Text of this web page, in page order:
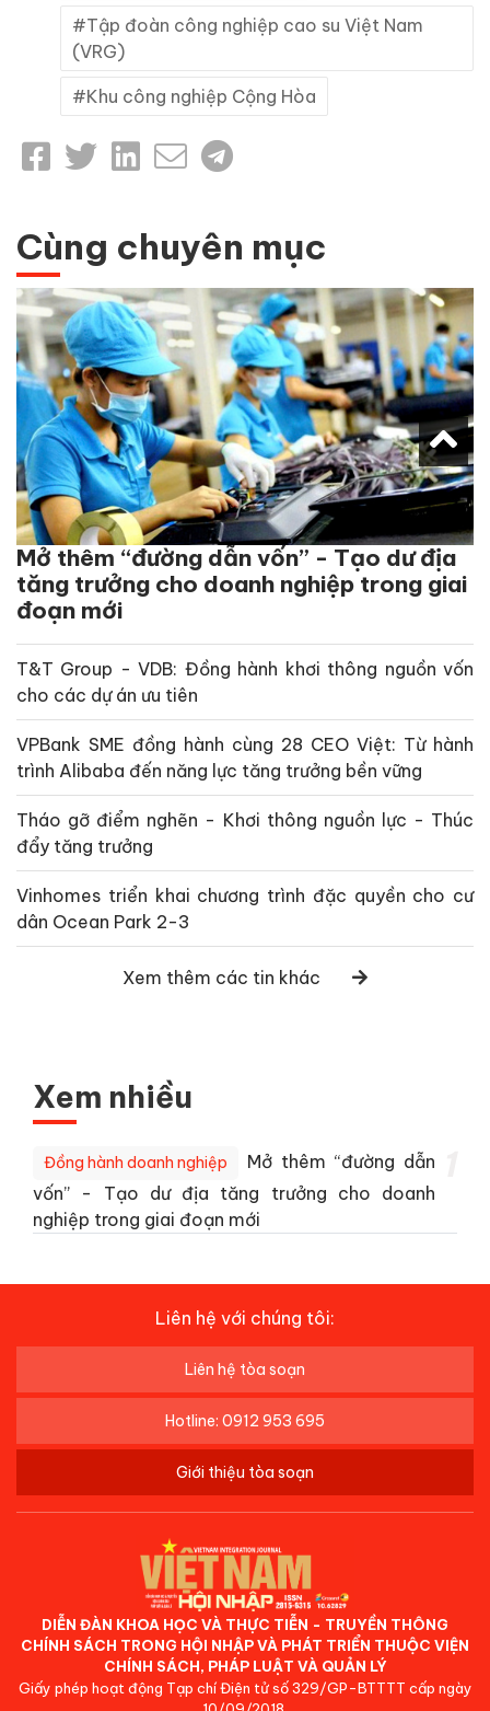
Tập đoàn công nghiệp cao su Việt Nam
(VRG)
Khu công nghiệp Cộng Hòa
Cùng chuyên mục
Mở thêm “đường dẫn vốn” - Tạo dư địa
tăng trưởng cho doanh nghiệp trong giai
đoạn mới
T&T Group - VDB: Đồng hành khơi thông nguồn vốn
cho các dự án ưu tiên
VPBank SME đồng hành cùng 28 CEO Việt: Từ hành
trình Alibaba đến năng lực tăng trưởng bền vững
Tháo gỡ điểm nghẽn - Khơi thông nguồn lực - Thúc
đẩy tăng trưởng
Vinhomes triển khai chương trình đặc quyền cho cư
dân Ocean Park 2-3
Xem thêm các tin khác
Xem nhiều
Đồng hành doanh nghiệp
Mở thêm “đường dẫn
vốn” - Tạo dư địa tăng trưởng cho doanh
nghiệp trong giai đoạn mới
Liên hệ với chúng tôi:
Liên hệ tòa soạn
Hotline: 0912 953 695
Giới thiệu tòa soạn
DIỄN ĐÀN KHOA HỌC VÀ THỰC TIỄN - TRUYỀN THÔNG
CHÍNH SÁCH TRONG HỘI NHẬP VÀ PHÁT TRIỂN THUỘC VIỆN
CHÍNH SÁCH, PHÁP LUẬT VÀ QUẢN LÝ
Giấy phép hoạt động Tạp chí Điện tử số 329/GP-BTTTT cấp ngày